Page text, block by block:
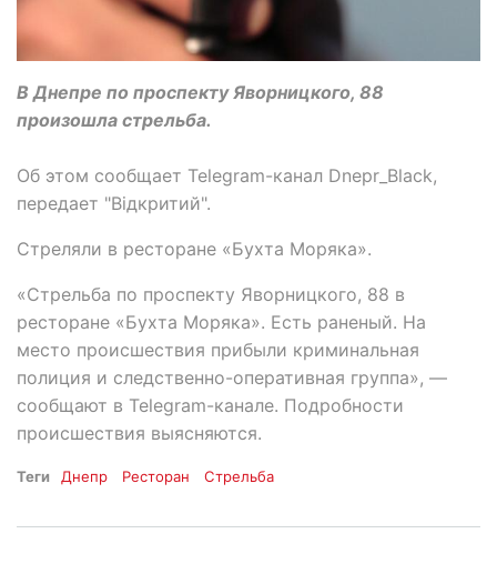
В Днепре по проспекту Яворницкого, 88
произошла стрельба.
Об этом сообщает Telegram-канал Dnepr_Black,
передает "Відкритий".
Стреляли в ресторане «Бухта Моряка».
«Стрельба по проспекту Яворницкого, 88 в
ресторане «Бухта Моряка». Есть раненый. На
место происшествия прибыли криминальная
полиция и следственно-оперативная группа», —
сообщают в Telegram-канале. Подробности
происшествия выясняются.
Теги Днепр Ресторан Стрельба